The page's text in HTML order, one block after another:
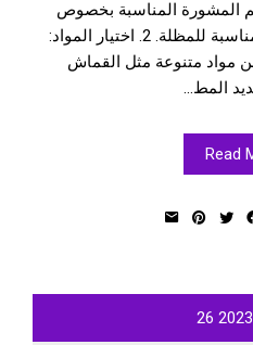
المشورة المناسبة بخصوص
التصميم والمواد والأساليب المناسبة للمظلة. 2. اختيار المواد:
مواد متنوعة مثل القماش
المط...
Read
26 2023